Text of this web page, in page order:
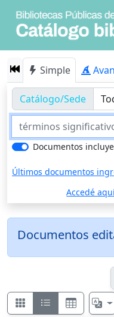
Simple
Catálogo/Sede
Documentos
Últimos documentos
Accedé
Documentos